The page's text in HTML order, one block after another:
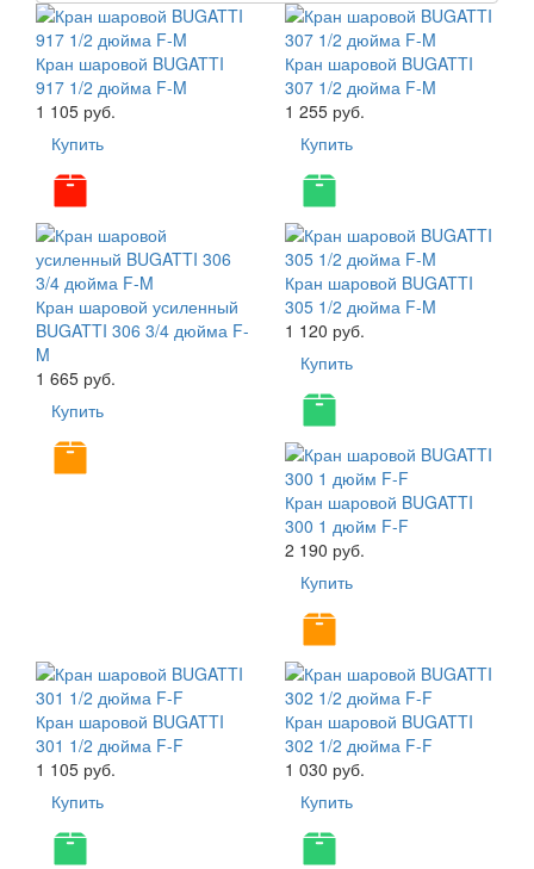
Кран шаровой BUGATTI
917 1/2 дюйма F-M
1 105 руб.
Купить
Кран шаровой BUGATTI
307 1/2 дюйма F-M
1 255 руб.
Купить
Кран шаровой усиленный
BUGATTI 306 3/4 дюйма F-
M
1 665 руб.
Купить
Кран шаровой BUGATTI
305 1/2 дюйма F-M
1 120 руб.
Купить
Кран шаровой BUGATTI
300 1 дюйм F-F
2 190 руб.
Купить
Кран шаровой BUGATTI
301 1/2 дюйма F-F
1 105 руб.
Купить
Кран шаровой BUGATTI
302 1/2 дюйма F-F
1 030 руб.
Купить